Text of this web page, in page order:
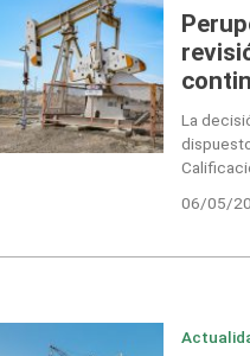
La
06/05/